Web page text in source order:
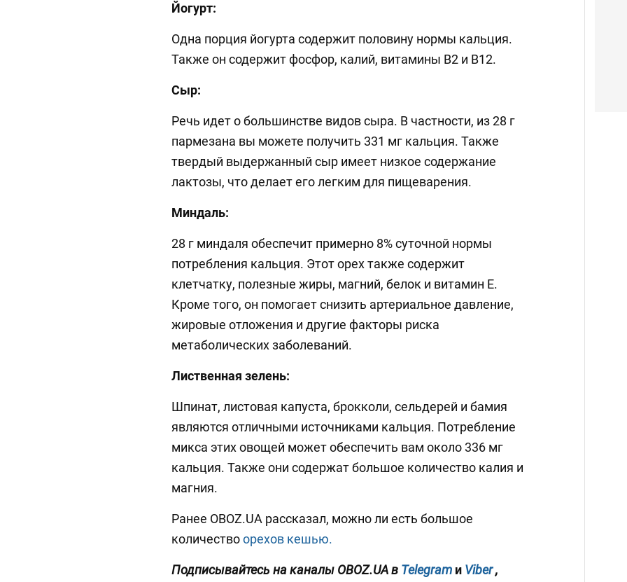
Йогурт:
Одна порция йогурта содержит половину нормы кальция.
Также он содержит фосфор, калий, витамины B2 и B12.
Сыр:
Речь идет о большинстве видов сыра. В частности, из 28 г
пармезана вы можете получить 331 мг кальция. Также
твердый выдержанный сыр имеет низкое содержание
лактозы, что делает его легким для пищеварения.
Миндаль:
28 г миндаля обеспечит примерно 8% суточной нормы
потребления кальция. Этот орех также содержит
клетчатку, полезные жиры, магний, белок и витамин Е.
Кроме того, он помогает снизить артериальное давление,
жировые отложения и другие факторы риска
метаболических заболеваний.
Лиственная зелень:
Шпинат, листовая капуста, брокколи, сельдерей и бамия
являются отличными источниками кальция. Потребление
микса этих овощей может обеспечить вам около 336 мг
кальция. Также они содержат большое количество калия и
магния.
Ранее OBOZ.UA рассказал, можно ли есть большое
количествоорехов кешью.
Подписывайтесь на каналы OBOZ.UAв Telegram и Viber,